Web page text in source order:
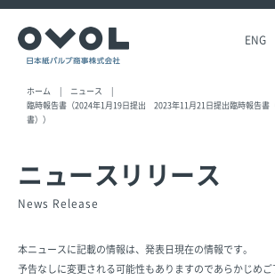
ENG
ホーム
ニュース
臨時報告書（2024年1月19日提出 2023年11月21日提出臨時報告書
書））
ニュースリリース
News Release
本ニュースに記載の情報は、発表日現在の情報です。
予告なしに変更される可能性もありますのであらかじめご